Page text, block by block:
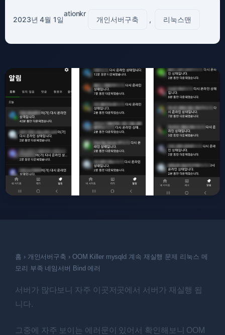
2023년 4월 1일
ationkr
개인서버구축 , 리눅스맨
홈 › 개인서버구축 › OOM Killer mysqld 계속 재실행 문제 리눅스 메
모리 부족 네임서버 Bind 에러
서버가 많다보니 자주 이곳저곳에서 서버가 재실행 됩
니다.
그중에 자주 보이는 에러문이 있어서 확인해보니 OOM